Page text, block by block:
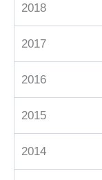
2018
2017
2016
2015
2014